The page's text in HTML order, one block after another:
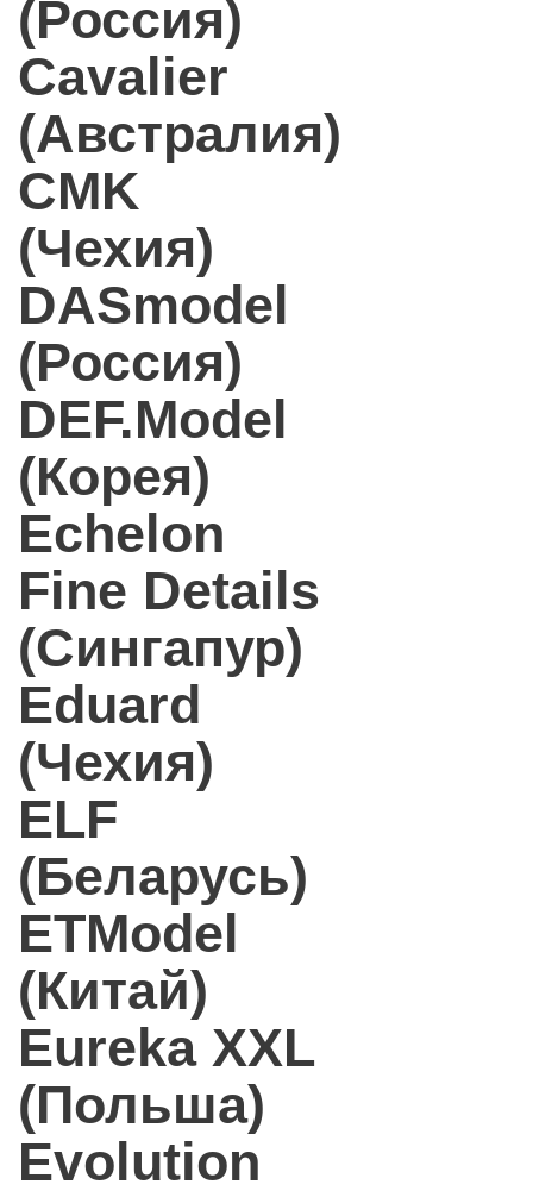
(Россия)
Cavalier
(Австралия)
CMK
(Чехия)
DASmodel
(Россия)
DEF.Model
(Корея)
Echelon
Fine Details
(Сингапур)
Eduard
(Чехия)
ELF
(Беларусь)
ETModel
(Китай)
Eureka XXL
(Польша)
Evolution